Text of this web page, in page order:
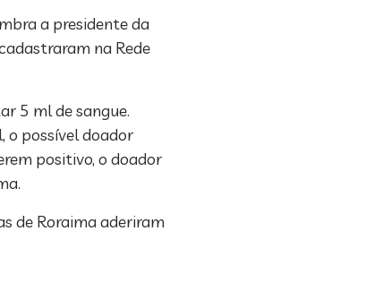
a presidente da
na Rede
5 ml de sangue.
o possível doador
positivo, o doador
de Roraima aderiram